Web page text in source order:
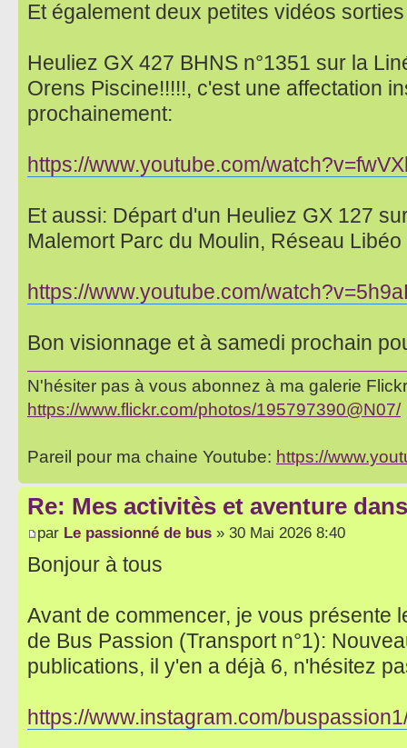
Et également deux petites vidéos
Heuliez GX 427 BHNS n°1351 sur la
Orens Piscine!!!!!, c'est une affectation
prochainement:
https://www.youtube.com/
Et aussi: Départ d'un Heuliez GX 127
Malemort Parc du Moulin, Réseau
https://www.youtube.com/
Bon visionnage et à samedi prochain
N'hésiter pas à vous abonnez à ma galerie
https://www.flickr.com/photos/195797390@N07/
Pareil pour ma chaine Youtube: https://
Re: Mes activitès et aventure
par Le passionné de bus » 30 Mai 2026 8:40
Bonjour à tous
Avant de commencer, je vous présente
de Bus Passion (Transport n°1):
publications, il y'en a déjà 6, n'hésitez
https://www.instagram.com/